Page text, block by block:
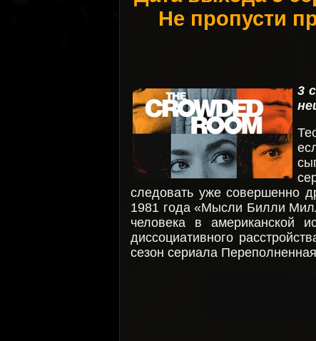
Не пропусти
3
следовать уже совершенно
1981 года «Мысли Билли
человека в американской
диссоциативного
сезон сериала